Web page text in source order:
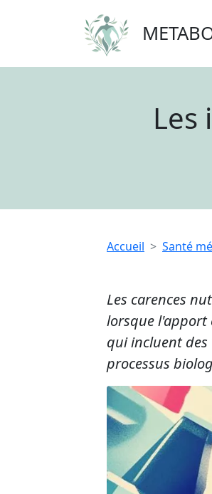
Les
Accueil Santé
Les carences
lorsque l'apport
qui incluent
processus